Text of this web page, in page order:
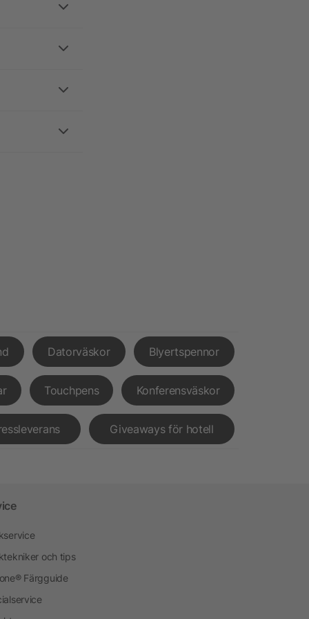
Datorväskor Blyertspennor
Touchpens Konferensväskor
Giveaways för hotell
och tips
Färgguide